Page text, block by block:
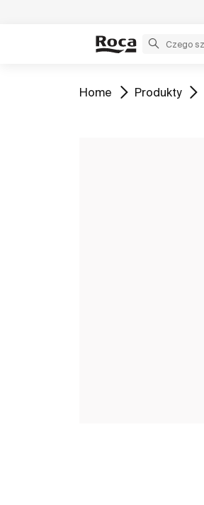
Zobacz
Home Zobacz
Produkty